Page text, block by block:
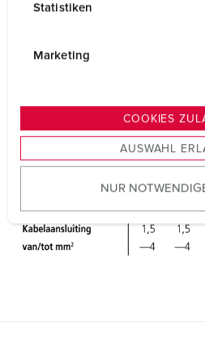
s
u
w
a
h
Statistiken
Marketing
COOKIES
AUSWAHL
NUR